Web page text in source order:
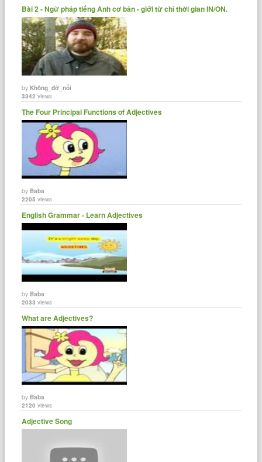
Bài 2 - Ngữ pháp tiếng Anh cơ bản - giới từ chỉ thời gian IN/ON.
byKhông_đở_nổi
3342 views
The Four Principal Functions of Adjectives
by Baba
2205 views
English Grammar - Learn Adjectives
by Baba
2033 views
What are Adjectives?
by Baba
2120 views
Adjective Song